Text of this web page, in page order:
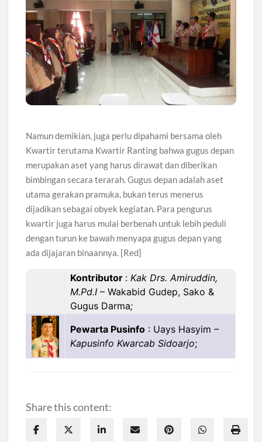
Namun demikian, juga perlu dipahami bersama oleh
Kwartir terutama Kwartir Ranting bahwa gugus depan
merupakan aset yang harus dirawat dan diberikan
bimbingan secara terarah. Gugus depan adalah aset
utama gerakan pramuka, bukan terus menerus
dijadikan sebagai obyek kegiatan. Para pengurus
kwartir juga harus mulai berbenah untuk lebih peduli
dengan turun ke bawah menyapa gugus depan yang
ada dijajaran binaannya. [Red]
Kontributor : Kak Drs. Amiruddin,
M.Pd.I – Wakabid Gudep, Sako &
Gugus Darma;
Pewarta Pusinfo : Uays Hasyim–
Kapusinfo Kwarcab Sidoarjo;
Share this content: